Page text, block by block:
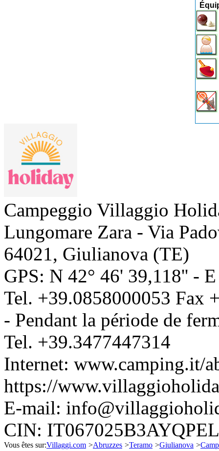
Campeggio Villaggio
Lungomare Zara - Via
64021, Giulianova (TE)
GPS: N 42° 46' 39,118'' -
Tel. +39.0858000053 Fax
- Pendant la période de
Tel. +39.3477447314
Internet: www.camping.it/
https://
E-mail:
CIN:
Vous êtes sur:Villaggi.com >Abruzzes >Teramo >Giulianova >